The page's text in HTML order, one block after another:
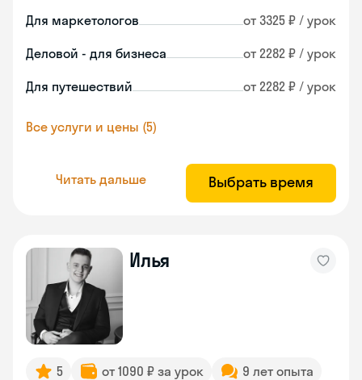
Для маркетологов от 3325 ₽ / урок
Деловой - для бизнеса от 2282 ₽ / урок
Для путешествий от 2282 ₽ / урок
Все услуги и цены (5)
Читать дальше Выбрать время
Илья
5 от 1090 ₽ за урок
9 лет опыта